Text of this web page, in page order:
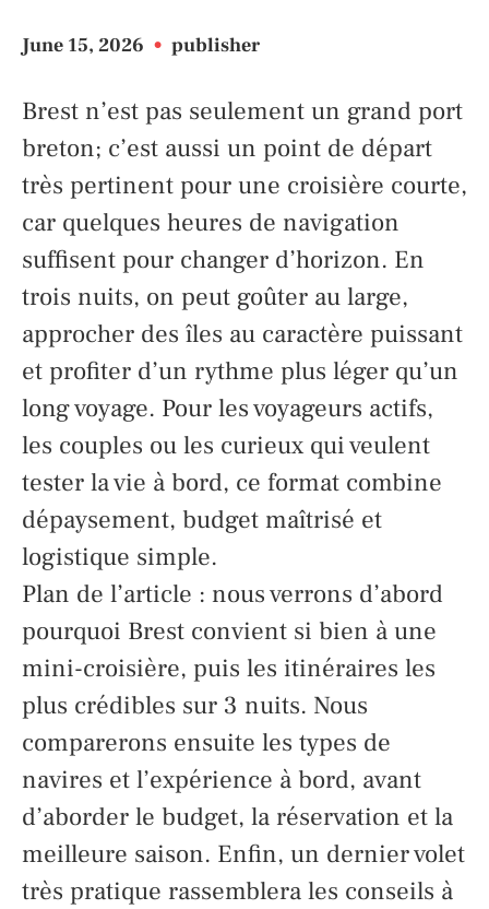
June 15, 2026 • publisher
Brest n’est pas seulement un grand port
breton; c’est aussi un point de départ
très pertinent pour une croisière courte,
car quelques heures de navigation
suffisent pour changer d’horizon. En
trois nuits, on peut goûter au large,
approcher des îles au caractère puissant
et profiter d’un rythme plus léger qu’un
long voyage. Pour les voyageurs actifs,
les couples ou les curieux qui veulent
tester la vie à bord, ce format combine
dépaysement, budget maîtrisé et
logistique simple.
Plan de l’article : nous verrons d’abord
pourquoi Brest convient si bien à une
mini-croisière, puis les itinéraires les
plus crédibles sur 3 nuits. Nous
comparerons ensuite les types de
navires et l’expérience à bord, avant
d’aborder le budget, la réservation et la
meilleure saison. Enfin, un dernier volet
très pratique rassemblera les conseils à